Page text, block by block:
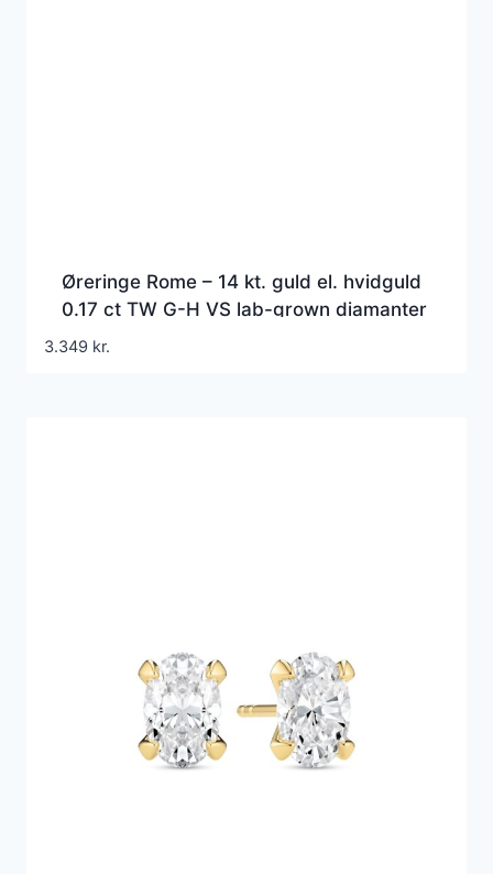
Øreringe Rome – 14 kt. guld el. hvidguld
0.17 ct TW G-H VS lab-grown diamanter
3.349 kr.